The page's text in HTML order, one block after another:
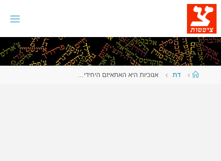
דלגו
לתוכן
עמודדת אנוכיות היא האתאיזם היחידי…